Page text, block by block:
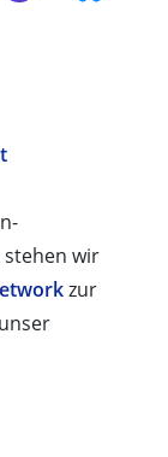
stehen wir
zur